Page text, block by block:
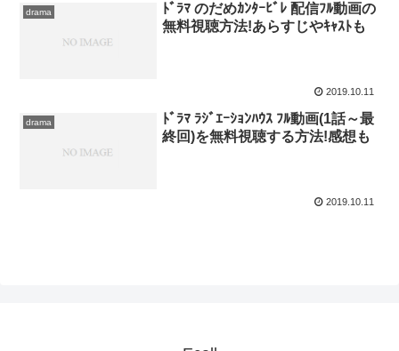
drama
ﾄﾞﾗﾏ のだめｶﾝﾀｰﾋﾞﾚ 配信ﾌﾙ動画の
無料視聴方法!あらすじやｷｬｽﾄも
2019.10.11
drama
ﾄﾞﾗﾏ ﾗｼﾞｴｰｼｮﾝﾊｳｽ ﾌﾙ動画(1話～最
終回)を無料視聴する方法!感想も
2019.10.11